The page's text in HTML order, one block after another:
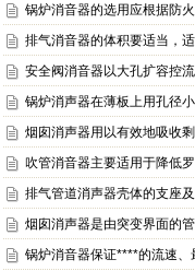
锅炉消音器的选用应根据防
排气消音器的体积要适当，
安全阀消音器以大孔扩容控
锅炉消声器在薄板上用孔径
烟囱消声器用以有效地吸收
吹管消音器主要适用于降低
排气管道消声器壳体的支座
烟囱消声器是由突变界面的
锅炉消音器保证****的流速